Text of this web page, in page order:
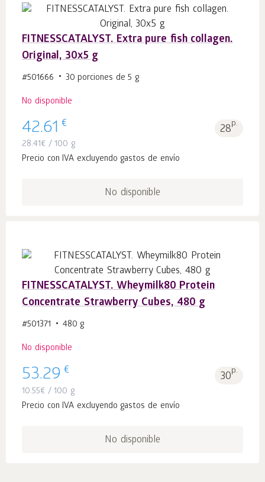
FITNESSCATALYST. Extra pure fish collagen.
Original, 30x5 g
#501666 30 porciones de 5 g
No disponible
42.61 € 28p.
28.41€ / 100 g
Precio con IVA excluyendo gastos de envío
No disponible
FITNESSCATALYST. Wheymilk80 Protein
Concentrate Strawberry Cubes, 480 g
#501371 480 g
No disponible
53.29 € 30p.
10.55€ / 100 g
Precio con IVA excluyendo gastos de envío
No disponible